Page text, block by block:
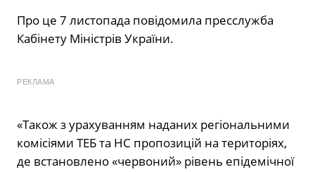
Про це 7 листопада повідомила пресслужба
Кабінету Міністрів України.
РЕКЛАМА
«Також з урахуванням наданих регіональними
комісіями ТЕБ та НС пропозицій на територіях,
де встановлено «червоний» рівень епідемічної